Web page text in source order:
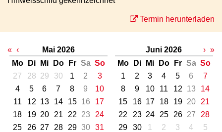
Termin herunterladen
« ‹
Mai 2026
Mo
Di Mi Do Fr Sa So
27
28 29 30 1 2
3
4
5 6 7 8 9
10
11
12 13 14 15 16
17
18
19 20 21 22 23
24
25
26 27 28 29 30
31
Juni 2026
Mo
Di Mi Do Fr Sa So
1
2 3 4 5 6
7
8
9 10 11 12 13
14
15
16 17 18 19 20
21
22
23 24 25 26 27
28
29
30 1 2 3 4
5
› »